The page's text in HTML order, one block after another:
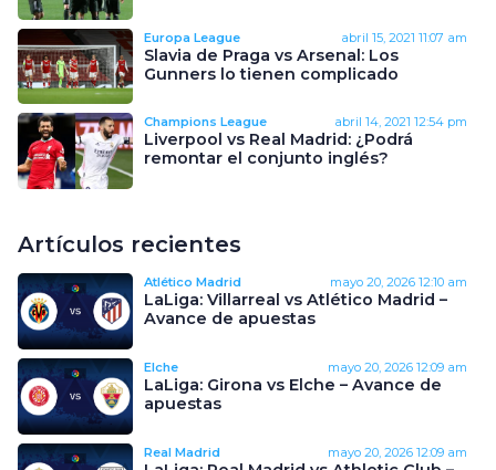
Europa League abril 15, 2021 11:07 am
Slavia de Praga vs Arsenal: Los
Gunners lo tienen complicado
Champions League abril 14, 2021 12:54 pm
Liverpool vs Real Madrid: ¿Podrá
remontar el conjunto inglés?
Artículos recientes
Atlético Madrid mayo 20, 2026 12:10 am
LaLiga: Villarreal vs Atlético Madrid –
Avance de apuestas
Elche mayo 20, 2026 12:09 am
LaLiga: Girona vs Elche – Avance de
apuestas
Real Madrid mayo 20, 2026 12:09 am